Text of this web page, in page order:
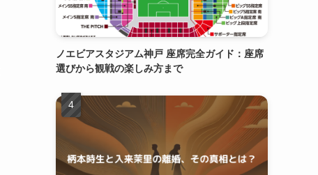
ノエビアスタジアム神戸 座席完全ガイド：座席
選びから観戦の楽しみ方まで